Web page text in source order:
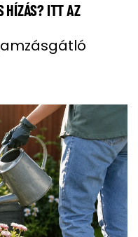
HÍZÁS? ITT AZ